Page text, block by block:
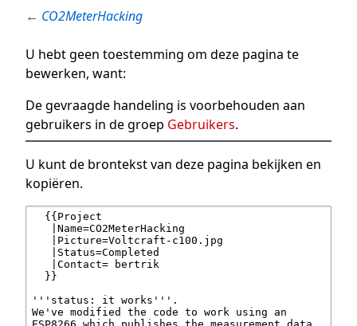
← CO2MeterHacking
U hebt geen toestemming om deze pagina te
bewerken, want:
De gevraagde handeling is voorbehouden aan
gebruikers in de groep Gebruikers.
U kunt de brontekst van deze pagina bekijken en
kopiëren.